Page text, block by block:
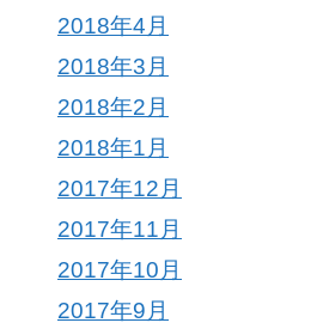
2018年4月
2018年3月
2018年2月
2018年1月
2017年12月
2017年11月
2017年10月
2017年9月